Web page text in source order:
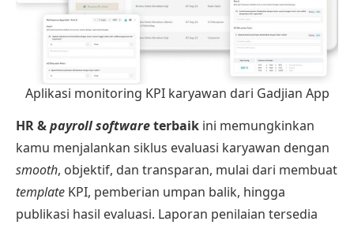
Aplikasi monitoring KPI karyawan dari Gadjian App
HR &payroll softwareterbaik ini memungkinkan
kamu menjalankan siklus evaluasi karyawan dengan
smooth, objektif, dan transparan, mulai dari membuat
template KPI, pemberian umpan balik, hingga
publikasi hasil evaluasi. Laporan penilaian tersedia